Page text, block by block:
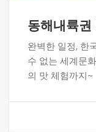
동해내륙권
완벽한 일정, 한
수 없는 세계문
의 맛 체험까지~